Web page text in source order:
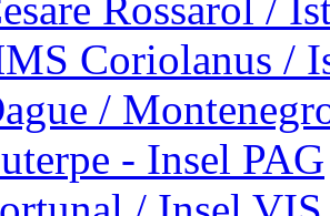
Coriolanus /
/
- Insel PAG